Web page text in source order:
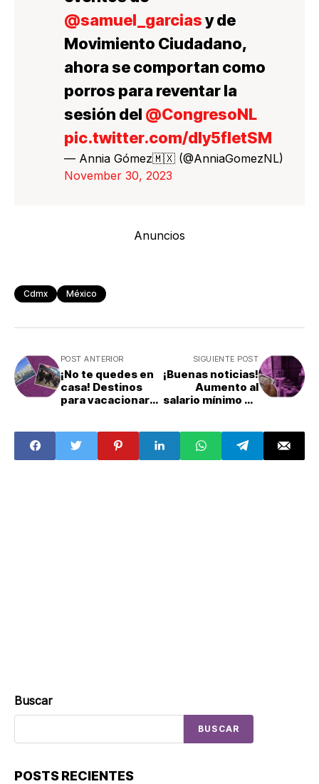
@samuel_garciasy de
Movimiento Ciudadano,
ahora se comportan como
porros para reventar la
sesión del @CongresoNL
pic.twitter.com/dly5fletSM
— Annia Gómez🇲🇽 (@AnniaGomezNL)
November 30, 2023
Anuncios
Cdmx México
POST ANTERIOR
¡No te quedes en
casa! Destinos
para vacacionar
2023
SIGUIENTE POST
¡Buenas noticias!
Aumento al
salario mínimo en
Buscar
BUSCAR
POSTS RECIENTES